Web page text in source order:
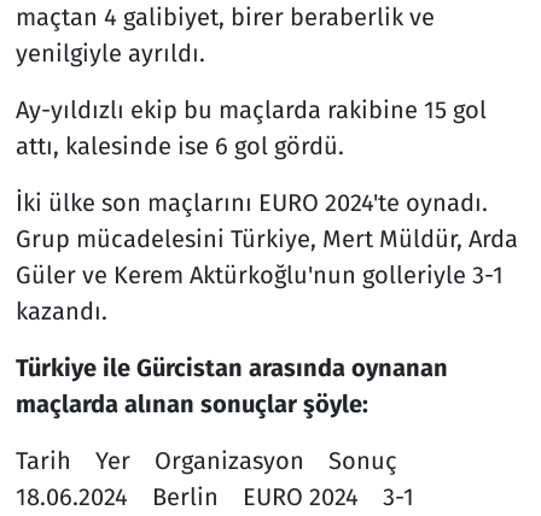
maçtan 4 galibiyet, birer beraberlik ve
yenilgiyle ayrıldı.
Ay-yıldızlı ekip bu maçlarda rakibine 15 gol
attı, kalesinde ise 6 gol gördü.
İki ülke son maçlarını EURO 2024'te oynadı.
Grup mücadelesini Türkiye, Mert Müldür, Arda
Güler ve Kerem Aktürkoğlu'nun golleriyle 3-1
kazandı.
Türkiye ile Gürcistan arasında oynanan
maçlarda alınan sonuçlar şöyle:
Tarih Yer Organizasyon Sonuç
18.06.2024 Berlin EURO 2024 3-1